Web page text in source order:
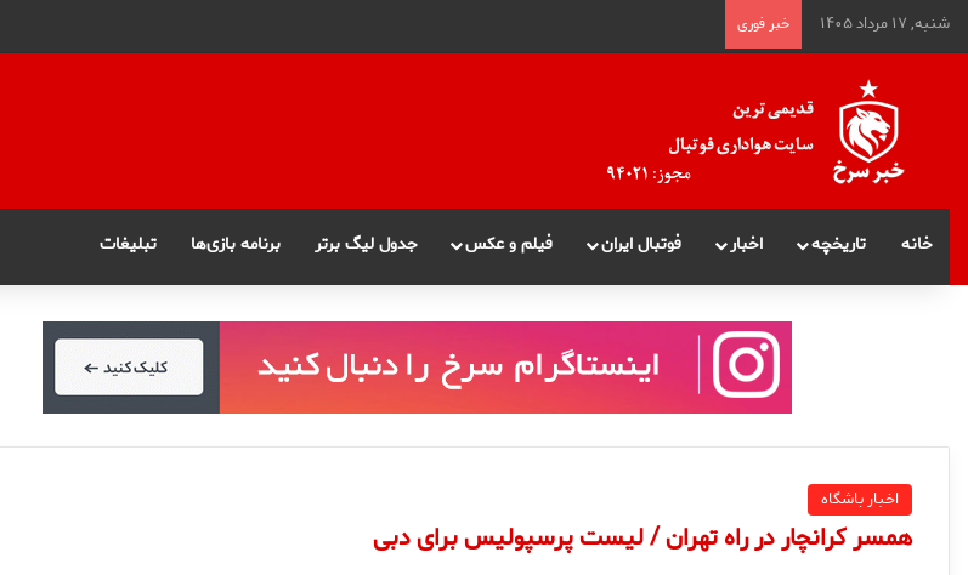
شنبه, ۱۷ مرداد ۱۴۰۵ خبر فوری
خانه تاریخچه اخبار فوتبال ایران فیلم و عکس جدول لیگ برتر برنامه بازی‌ها تبلیغات
اخبار باشگاه
همسر كرانچار در راه تهران / لیست پرسپولیس برای دبی